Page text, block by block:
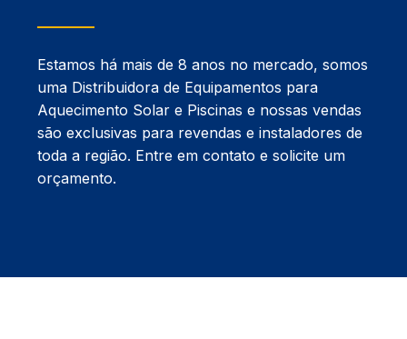
Estamos há mais de 8 anos no mercado, somos
uma Distribuidora de Equipamentos para
Aquecimento Solar e Piscinas e nossas vendas
são exclusivas para revendas e instaladores de
toda a região. Entre em contato e solicite um
orçamento.